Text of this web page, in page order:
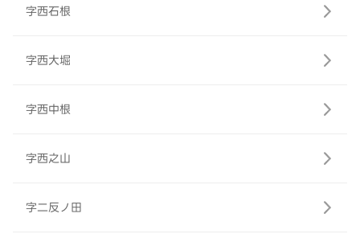
字西石根
字西大堀
字西中根
字西之山
字二反ノ田